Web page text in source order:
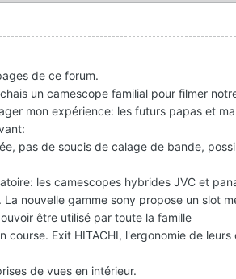
de ce forum.
un camescope familial pour filmer
mon expérience: les futurs papas et
pas de soucis de calage de bande,
les camescopes hybrides JVC et
nouvelle gamme sony propose un slot
être utilisé par toute la famille
course. Exit HITACHI, l'ergonomie de
de vues en intérieur.